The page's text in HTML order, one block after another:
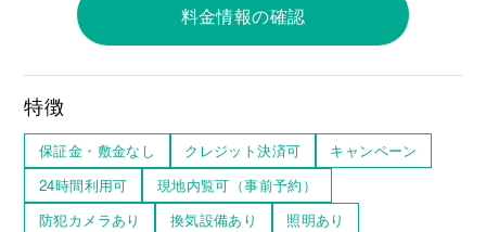
料金情報の確認
特徴
保証金・敷金なし クレジット決済可
キャンペーン
24時間利用可
現地内覧可（事前予約）
防犯カメラあり
換気設備あり 照明あり